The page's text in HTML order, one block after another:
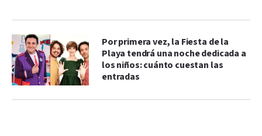
Por primera vez, la Fiesta de la
Playa tendrá una noche dedicada a
los niños: cuánto cuestan las
entradas